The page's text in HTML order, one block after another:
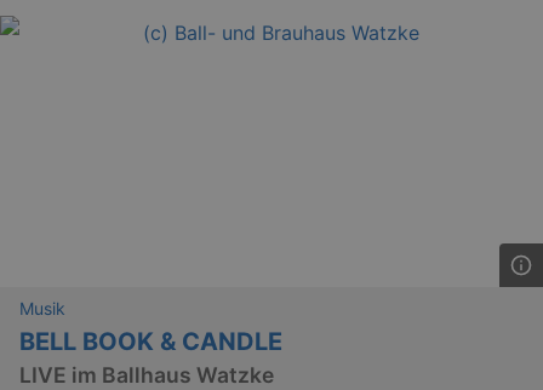
Musik
BELL BOOK & CANDLE
LIVE im Ballhaus Watzke